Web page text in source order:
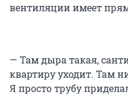
вентиляции имеет
— Там дыра такая,
квартиру уходит. Там
Я просто трубу